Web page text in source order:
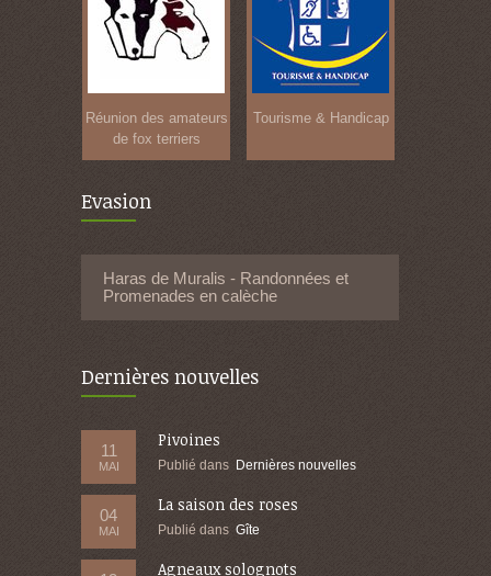
Réunion des amateurs
de fox terriers
Tourisme & Handicap
Evasion
Haras de Muralis - Randonnées et
Promenades en calèche
Dernières nouvelles
11
MAI
Pivoines
Publié dans Dernières nouvelles
04
MAI
La saison des roses
Publié dans Gîte
Agneaux solognots